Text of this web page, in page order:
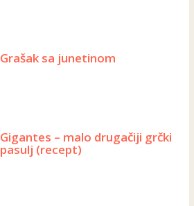
Grašak sa junetinom
Gigantes – malo drugačiji grčki
pasulj (recept)